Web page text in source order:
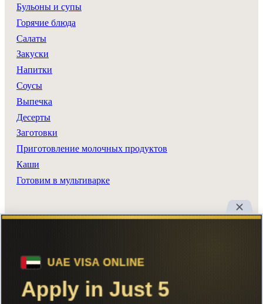
Бульоны и супы
Горячие блюда
Салаты
Закуски
Напитки
Соусы
Выпечка
Десерты
Заготовки
Приготовление молочных продуктов
Каши
Готовим в мультиварке
Главная
Поиск
Авторы
Реклама